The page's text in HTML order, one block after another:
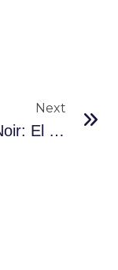
Next
Spider-Noir: El Hombre Araña Más Extraño También Podría Ser El Más Interesante